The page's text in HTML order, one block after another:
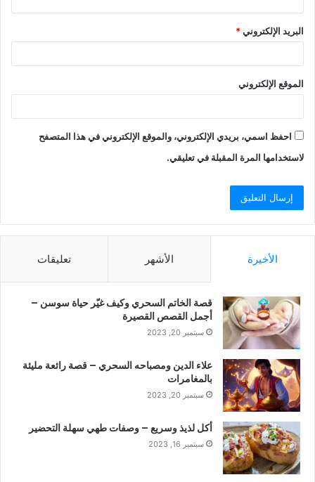
البريد الإلكتروني*
الموقع الإلكتروني
احفظ اسمي، بريدي الإلكتروني، والموقع الإلكتروني في هذا المتصفح
لاستخدامها المرة المقبلة في تعليقي.
الأخيرة الأشهر تعليقات
قصة الخاتم السحري وكيف غيّر حياة سوسن –
أجمل القصص القصيرة
سبتمبر 20, 2023
علاء الدين ومصباحه السحري – قصة رائعة مليئة
بالمغامرات
سبتمبر 20, 2023
أكل لذيذ وسريع – وصفات طهي سهلة التحضير
سبتمبر 16, 2023